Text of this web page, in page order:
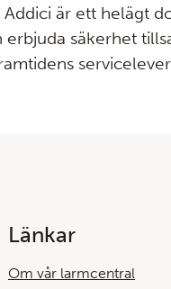
Addici är ett helägt
erbjuda säkerhet
Länkar
Om vår larmcentral